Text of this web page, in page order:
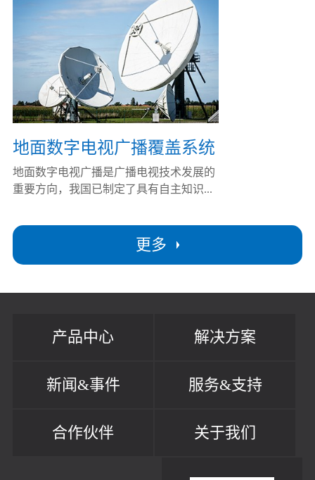
更多
地面数字电视广播覆盖系统
地面数字电视广播是广播电视技术发展的
重要方向，我国已制定了具有自主知识...
产品中心 解决方案
新闻&事件 服务&支持
合作伙伴 关于我们